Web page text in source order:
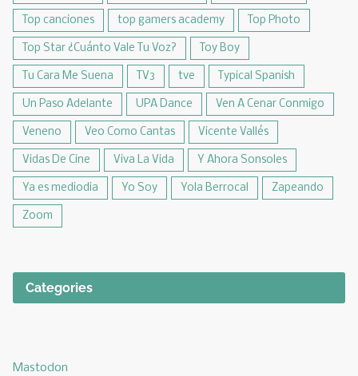
Top canciones top gamers academy Top Photo
Top Star ¿Cuánto Vale Tu Voz? Toy Boy
Tu Cara Me Suena TV3 tve Typical Spanish
Un Paso Adelante UPA Dance Ven A Cenar Conmigo
Veneno Veo Como Cantas Vicente Vallés
Vidas De Cine Viva La Vida Y Ahora Sonsoles
Ya es mediodia Yo Soy Yola Berrocal Zapeando
Zoom
Categories
Mastodon